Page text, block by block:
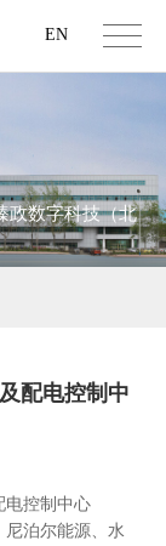
EN
政数字科技（北
配电控制中
电控制中心
尼泊尔能源、水